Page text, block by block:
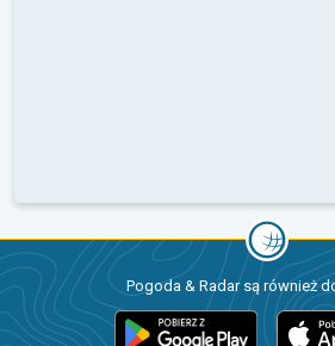
Pogoda & Radar są również